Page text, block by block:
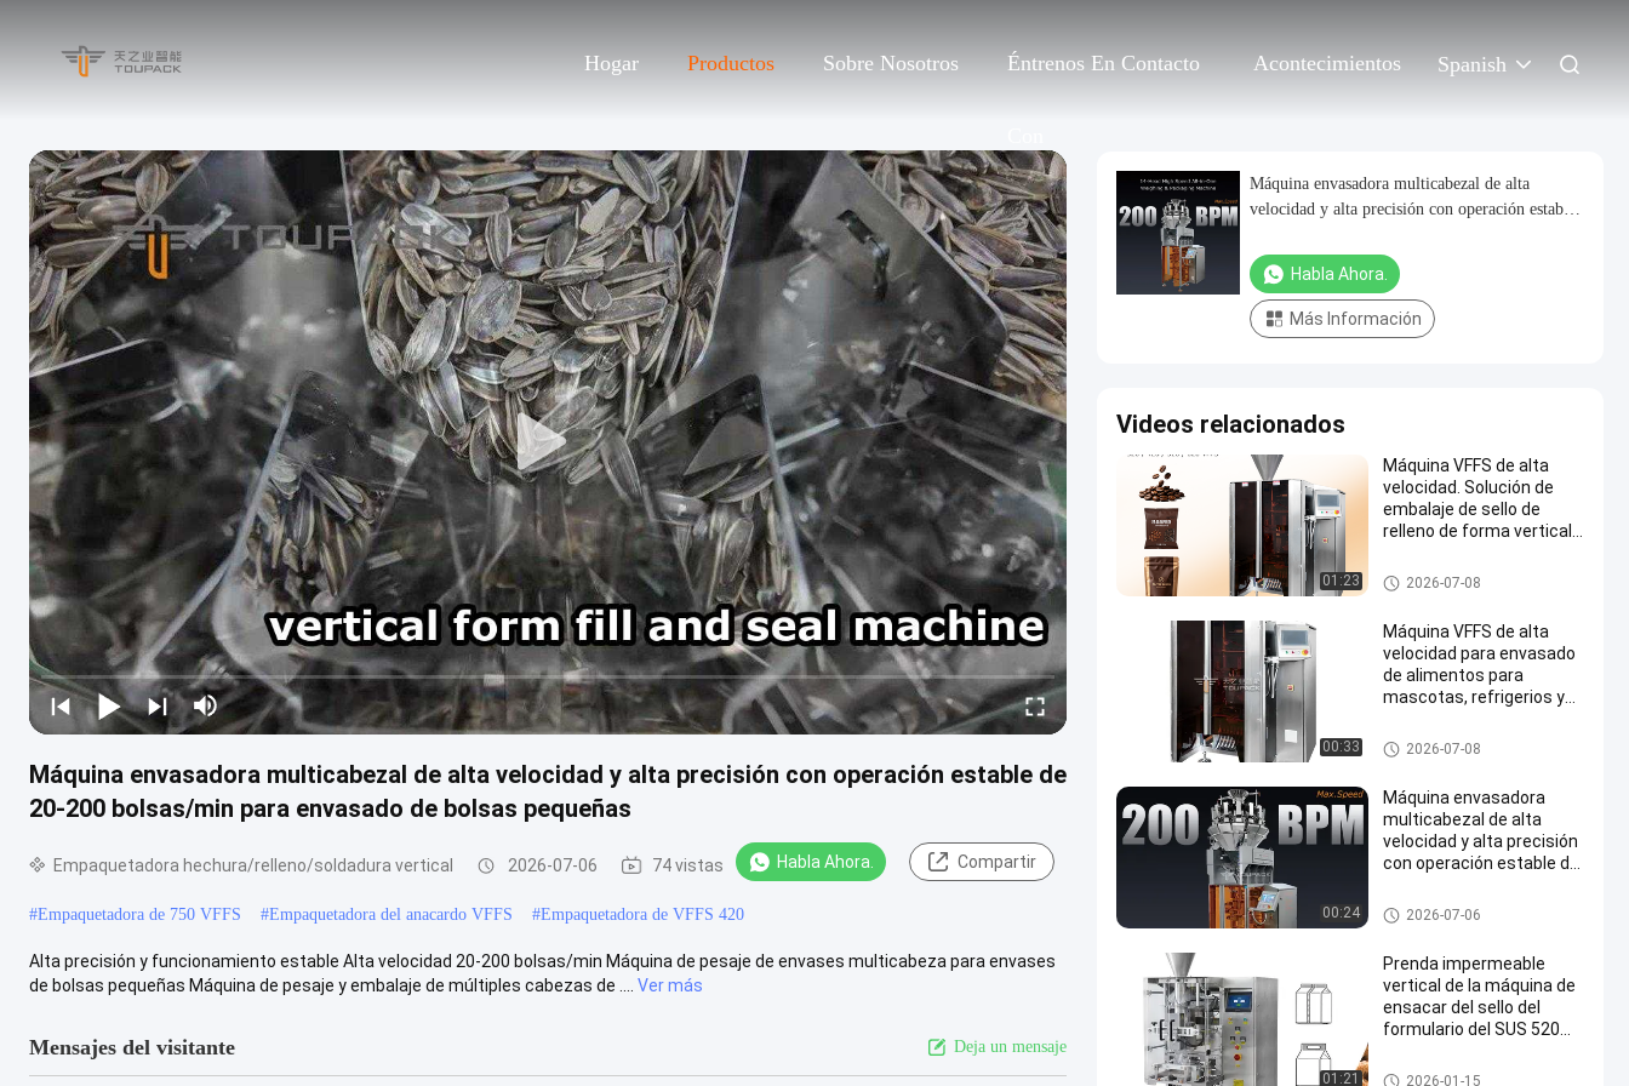
Hogar Productos Sobre Nosotros Éntrenos En Contacto Acontecimientos Spanish
Máquina envasadora multicabezal de alta velocidad y alta precisión con operación estable de
20-200 bolsas/min para envasado de bolsas pequeñas
Empaquetadora hechura/relleno/soldadura vertical 2026-07-06 74 vistas Habla Ahora. Compartir
#Empaquetadora de 750 VFFS #Empaquetadora del anacardo VFFS #Empaquetadora de VFFS 420
Alta precisión y funcionamiento estable Alta velocidad 20-200 bolsas/min Máquina de pesaje de envases multicabeza para envases
de bolsas pequeñas Máquina de pesaje y embalaje de múltiples cabezas de ....
Ver más
Mensajes del visitante Deja un mensaje
Máquina envasadora multicabezal de alta
velocidad y alta precisión con operación estable
pequeñas
Habla Ahora.
Más Información
Videos relacionados
01:23
Máquina VFFS de alta
velocidad. Solución de
embalaje de sello de
relleno de forma vertical
alimentos y alimentos
para mascotas.
Empaquetadora hechura/relle
no/soldadura vertical
2026-07-08
00:33
Máquina VFFS de alta
velocidad para envasado
de alimentos para
mascotas, refrigerios y
200 bolsas/mínimo
Empaquetadora hechura/relle
no/soldadura vertical
2026-07-08
00:24
Máquina envasadora
multicabezal de alta
velocidad y alta precisión
con operación estable de
envasado de bolsas
pequeñas
Empaquetadora hechura/relle
no/soldadura vertical
2026-07-06
01:21
Prenda impermeable
vertical de la máquina de
ensacar del sello del
formulario del SUS 520m
Empaquetadora hechura/relle
2026-01-15